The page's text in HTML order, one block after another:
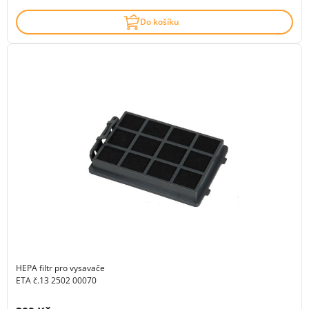
Do košíku
HEPA filtr pro vysavače
ETA č.13 2502 00070